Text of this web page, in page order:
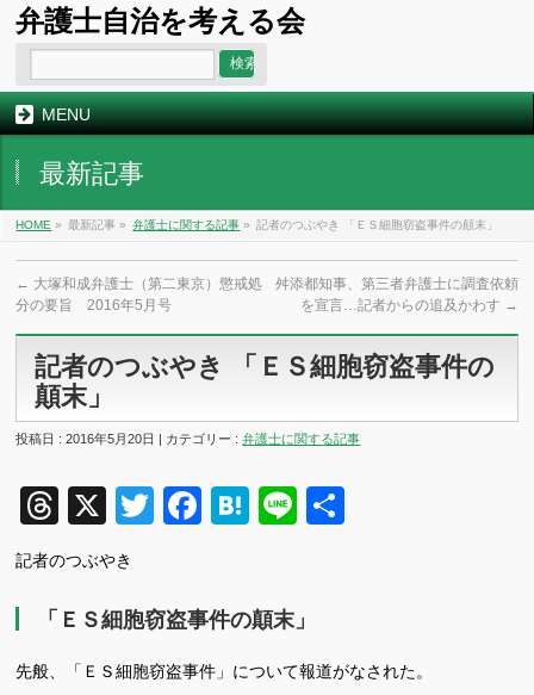
弁護士自治を考える会
MENU
最新記事
HOME » 最新記事 » 弁護士に関する記事 » 記者のつぶやき 「ＥＳ細胞窃盗事件の顛末」
← 大塚和成弁護士（第二東京）懲戒処
分の要旨 2016年5月号
舛添都知事、第三者弁護士に調査依頼
を宣言…記者からの追及かわす →
記者のつぶやき 「ＥＳ細胞窃盗事件の
顛末」
投稿日 : 2016年5月20日 | カテゴリー :弁護士に関する記事
Threads
X TwitterFacebook
Hatena
Line
記者のつぶやき
「ＥＳ細胞窃盗事件の顛末」
先般、「ＥＳ細胞窃盗事件」について報道がなされた。